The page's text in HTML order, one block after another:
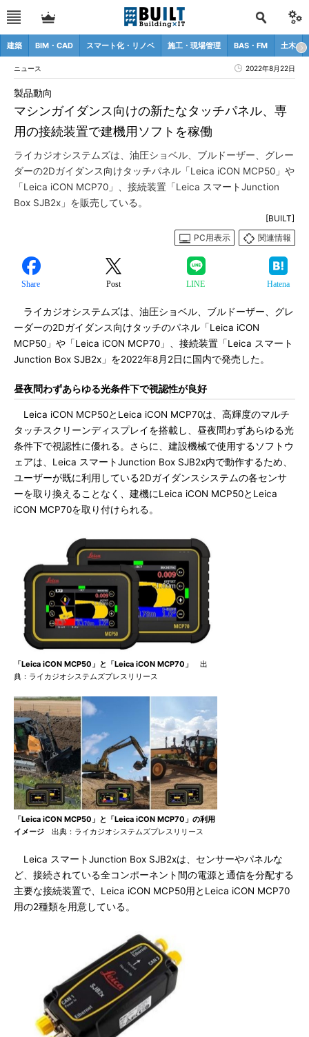
建築 BIM・CAD スマート化・リノベ 施工・現場管理 BAS・FM 土木
ニュース 2022年8月22日
マシンガイダンス向けの新たなタッチパネル、専
用の接続装置で建機用ソフトを稼働
製品動向
ライカジオシステムズは、油圧ショベル、ブルドーザー、グレー
ダーの2Dガイダンス向けタッチパネル「Leica iCON MCP50」や
「Leica iCON MCP70」、接続装置「Leica スマートJunction
Box SJB2x」を販売している。
[BUILT]
PC用表示
関連情報
Share Post LINE Hatena
ライカジオシステムズは、油圧ショベル、ブルドーザー、グレ
ーダーの2Dガイダンス向けタッチのパネル「Leica iCON
MCP50」や「Leica iCON MCP70」、接続装置「Leica スマート
Junction Box SJB2x」を2022年8月2日に国内で発売した。
昼夜問わずあらゆる光条件下で視認性が良好
Leica iCON MCP50とLeica iCON MCP70は、高輝度のマルチ
タッチスクリーンディスプレイを搭載し、昼夜問わずあらゆる光
条件下で視認性に優れる。さらに、建設機械で使用するソフトウ
ェアは、Leica スマートJunction Box SJB2x内で動作するため、
ユーザーが既に利用している2Dガイダンスシステムの各センサ
ーを取り換えることなく、建機にLeica iCON MCP50とLeica
iCON MCP70を取り付けられる。
「Leica iCON MCP50」と「Leica iCON MCP70」
出
典：ライカジオシステムズプレスリリース
「Leica iCON MCP50」と「Leica iCON MCP70」の利用
イメージ 出典：ライカジオシステムズプレスリリース
Leica スマートJunction Box SJB2xは、センサーやパネルな
ど、接続されている全コンポーネント間の電源と通信を分配する
主要な接続装置で、Leica iCON MCP50用とLeica iCON MCP70
用の2種類を用意している。